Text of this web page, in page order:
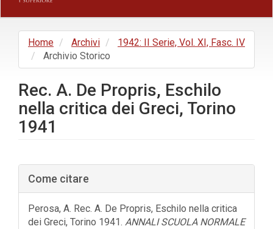
Home Archivi
1942: II Serie, Vol. XI, Fasc. IV
Archivio Storico
Rec. A. De Propris, Eschilo
nella critica dei Greci, Torino
1941
Barra
laterale
dell'articolo
Come citare
Perosa, A. Rec. A. De Propris, Eschilo nella critica
dei Greci, Torino 1941. ANNALI SCUOLA NORMALE